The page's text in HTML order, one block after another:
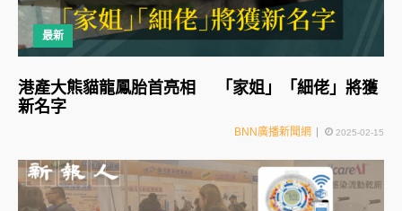
最新
港產大熊貓龍鳳胎首亮相 「家姐」「細佬」將獲
新名字
BNN廣播新聞網 2025-02-15